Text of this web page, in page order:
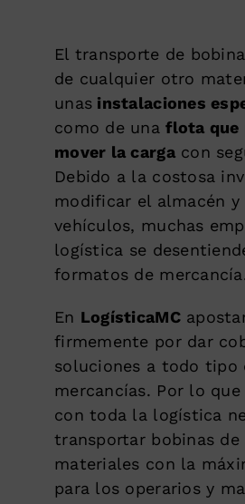
El transporte de
de cualquier otro
unas instalaciones
como de unaflota que
mover la cargacon
Debido a la costosa
modificar el almacén
vehículos, muchas
logística se
formatos de
En LogísticaMC
firmemente por dar
soluciones a todo tipo
mercancías. Por lo
con toda la logística
transportar bobinas
materiales con la
para los operarios y